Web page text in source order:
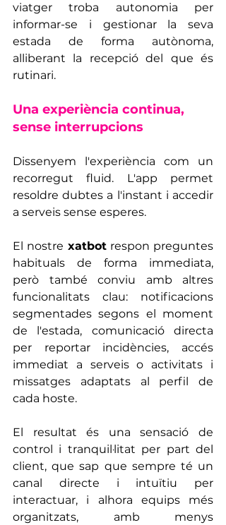
viatger troba autonomia per
informar-se i gestionar la seva
estada de forma autònoma,
alliberant la recepció del que és
rutinari.
Una experiència continua,
sense interrupcions
Dissenyem l'experiència com un
recorregut fluid. L'app permet
resoldre dubtes a l'instant i accedir
a serveis sense esperes.
El nostre xatbot respon preguntes
habituals de forma immediata,
però també conviu amb altres
funcionalitats clau: notificacions
segmentades segons el moment
de l'estada, comunicació directa
per reportar incidències, accés
immediat a serveis o activitats i
missatges adaptats al perfil de
cada hoste.
El resultat és una sensació de
control i tranquil·litat per part del
client, que sap que sempre té un
canal directe i intuïtiu per
interactuar, i alhora equips més
organitzats, amb menys